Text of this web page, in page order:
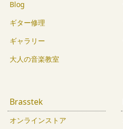
Blog
ギター修理
ギャラリー
大人の音楽教室
Brasstek
オンラインストア